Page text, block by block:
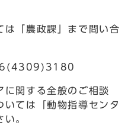
「農政課」まで問い合
関する全般のご相談
いては「動物指導センタ
。